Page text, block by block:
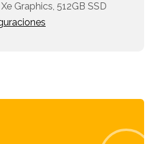
Graphics, 512GB SSD